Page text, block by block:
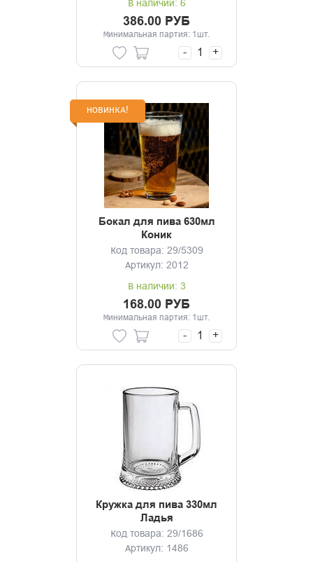
В наличии: 6
386.00 РУБ
Минимальная партия: 1шт.
- +
НОВИНКА!
Бокал для пива 630мл
Коник
Код товара: 29/5309
Артикул: 2012
В наличии: 3
168.00 РУБ
Минимальная партия: 1шт.
- +
Кружка для пива 330мл
Ладья
Код товара: 29/1686
Артикул: 1486